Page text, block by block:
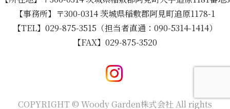
【事務所】〒300-0314 茨城県稲敷郡阿見町追原1178-1
【TEL】029-875-3515（担当者直通：090-5314-1414）
【FAX】029-875-3520
COPYRIGHT © Woody Garden株式会社 All rights